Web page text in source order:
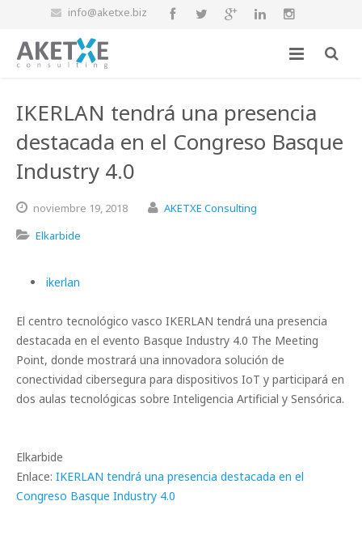
info@aketxe.biz
IKERLAN tendrá una presencia
destacada en el Congreso Basque
Industry 4.0
noviembre 19, 2018
AKETXE Consulting
Elkarbide
ikerlan
El centro tecnológico vasco IKERLAN tendrá una presencia
destacada en el evento Basque Industry 4.0 The Meeting
Point, donde mostrará una innovadora solución de
conectividad cibersegura para dispositivos IoT y participará en
dos aulas tecnológicas sobre Inteligencia Artificial y Sensórica.
Elkarbide
Enlace: IKERLAN tendrá una presencia destacada en el
Congreso Basque Industry 4.0